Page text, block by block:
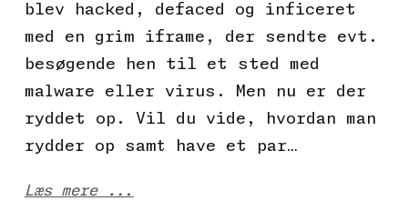
blev hacked, defaced og inficeret
med en grim iframe, der sendte evt.
besøgende hen til et sted med
malware eller virus. Men nu er der
ryddet op. Vil du vide, hvordan man
rydder op samt have et par…
Læs mere ...